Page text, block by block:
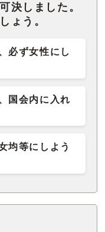
決しました。
ょう。
必ず女性にし
国会内に入れ
均等にしよう